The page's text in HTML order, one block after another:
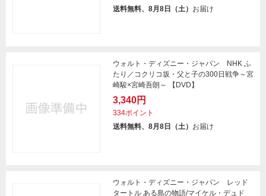
送料無料、8月8日（土） お届け
ウォルト・ディズニー・ジャパン NHK ふ
たり／コクリコ坂・父と子の300日戦争～宮
崎駿×宮崎吾朗～ 【DVD】
3,340円
334ポイント
送料無料、8月8日（土） お届け
ウォルト・ディズニー・ジャパン レッド
タートル ある島の物語/マイケル・デュド